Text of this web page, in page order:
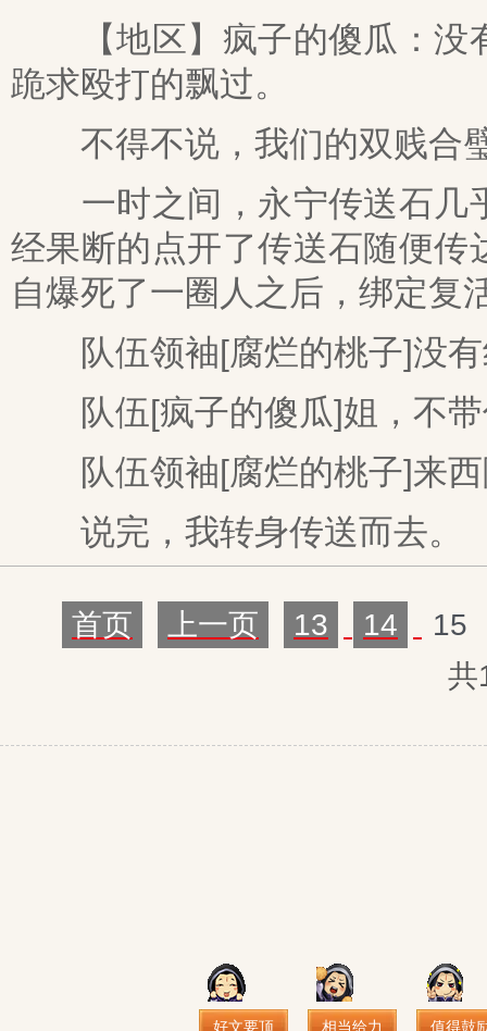
【地区】疯子的傻瓜：没
跪求殴打的飘过。
不得不说，我们的双贱合
一时之间，永宁传送石几
经果断的点开了传送石随便
自爆死了一圈人之后，绑定复
队伍领袖[腐烂的桃子]没有
队伍[疯子的傻瓜]姐，不带
队伍领袖[腐烂的桃子]来西
说完，我转身传送而去。
首页 上一页 13 14
15
共
好文要顶 相当给力 值得鼓